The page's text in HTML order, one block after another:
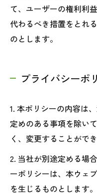
て、ユーザーの権利利
代わるべき措置をとれ
のとします。
プライバシーポ
1. 本ポリシーの内容は
定めのある事項を除い
く、変更することがで
2. 当社が別途定める場
ーポリシーは、本ウェ
を生じるものとします。